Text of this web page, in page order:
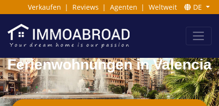
Verkaufen | Reviews | Agenten | Weltweit DE
Ferienwohnungen in Valencia